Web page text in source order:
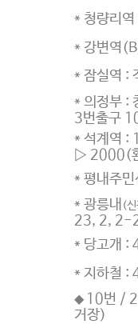
* 청량리
* 강변역
* 잠실역 :
* 의정부 :
3번출구
* 석계역 :
▷ 2000(
* 평내주
* 광릉내 (
23, 2, 2-
* 당고개 :
* 지하철 :
◆ 10번 /
거장)